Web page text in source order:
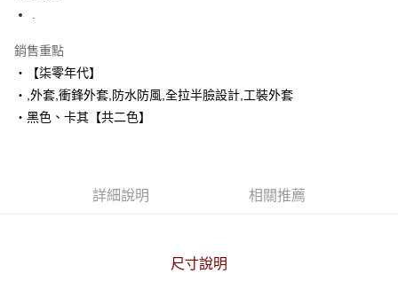
街口支付
悠遊付
Google Pay
AFTEE先享後付是「在收到商品之後才付款」的支付方式。 讓您購物簡單
３．安心：先確認商品／服務後，再付款。
銷售重點
‧【柒零年代】
‧,外套,衝鋒外套,防水防風,全拉半臉設計,工裝外套
‧黑色、卡其【共二色】
詳細說明 相關推薦
尺寸說明